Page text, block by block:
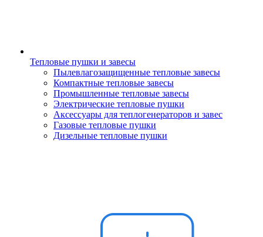
Тепловые пушки и завесы
Пылевлагозащищенные тепловые завесы
Компактные тепловые завесы
Промышленные тепловые завесы
Электрические тепловые пушки
Аксессуары для теплогенераторов и завес
Газовые тепловые пушки
Дизельные тепловые пушки